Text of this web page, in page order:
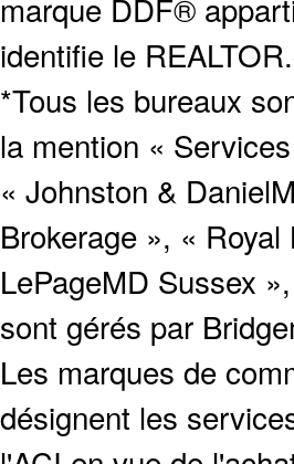
marque DDF®
identifie le
*Tous les bureaux
la mention «
« Johnston &
Brokerage », «
LePageMD Sussex
sont gérés par
Les marques de
désignent les